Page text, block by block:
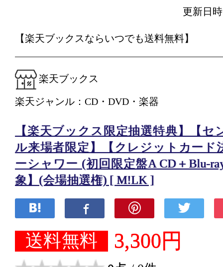
更新日
【楽天ブックスならいつでも送料無料】
楽天ブックス
楽天ジャンル：CD・DVD・楽器
【楽天ブックス限定抽選特典】【セ
ル来場者限定】【クレジットカード
ーシャワー (初回限定盤A CD＋Blu-
象】(会場抽選権) [ M!LK ]
送料無料 3,300円